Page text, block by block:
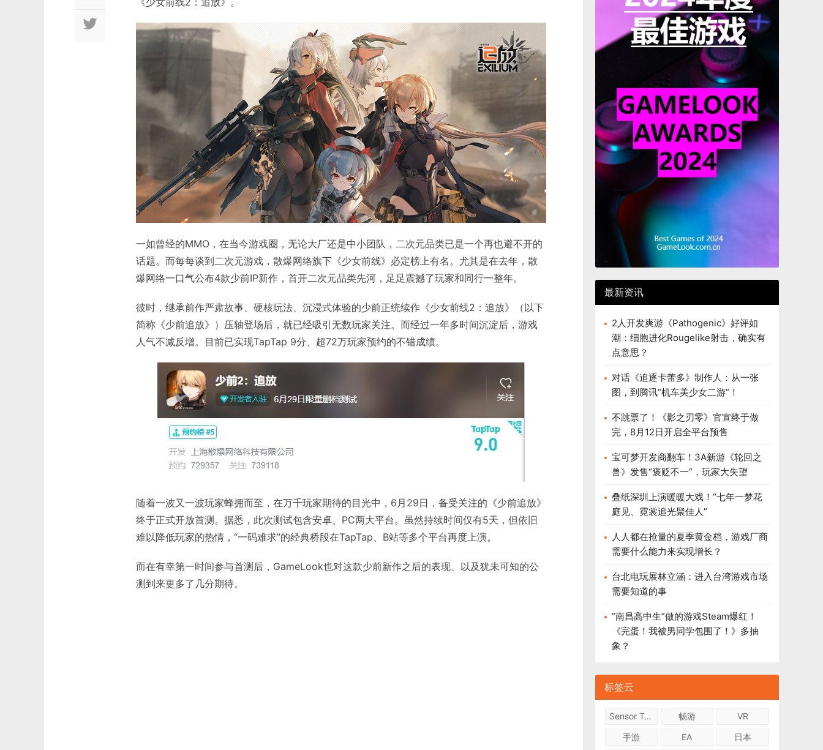
一如曾经的MMO，在当今游戏圈，无论大厂还是中小团队，二次元品类已是一个再也避不开的
话题。而每每谈到二次元游戏，散爆网络旗下《少女前线》必定榜上有名。尤其是在去年，散
爆网络一口气公布4款少前IP新作，首开二次元品类先河，足足震撼了玩家和同行一整年。
彼时，继承前作严肃故事、硬核玩法、沉浸式体验的少前正统续作《少女前线2：追放》（以下
简称《少前追放》）压轴登场后，就已经吸引无数玩家关注。而经过一年多时间沉淀后，游戏
人气不减反增。目前已实现TapTap 9分、超72万玩家预约的不错成绩。
随着一波又一波玩家蜂拥而至，在万千玩家期待的目光中，6月29日，备受关注的《少前追放》
终于正式开放首测。据悉，此次测试包含安卓、PC两大平台。虽然持续时间仅有5天，但依旧
难以降低玩家的热情，“一码难求”的经典桥段在TapTap、B站等多个平台再度上演。
而在有幸第一时间参与首测后，GameLook也对这款少前新作之后的表现、以及犹未可知的公
测到来更多了几分期待。
最新资讯
2人开发爽游《Pathogenic》好评如
潮：细胞进化Rougelike射击，确实有
点意思？
对话《追逐卡蕾多》制作人：从一张
图，到腾讯“机车美少女二游”！
不跳票了！《影之刃零》官宣终于做
完，8月12日开启全平台预售
宝可梦开发商翻车！3A新游《轮回之
兽》发售“褒贬不一”，玩家大失望
叠纸深圳上演暖暖大戏！“七年一梦花
庭见、霓裳追光聚佳人”
人人都在抢量的夏季黄金档，游戏厂商
需要什么能力来实现增长？
台北电玩展林立涵：进入台湾游戏市场
需要知道的事
“南昌高中生”做的游戏Steam爆红！
《完蛋！我被男同学包围了！》多抽
象？
标签云
Sensor Tower 畅游
VR
手游
EA
日本